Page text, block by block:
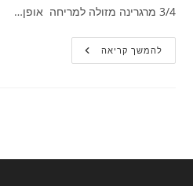
3/4 מרגרינה מזולה למריחה אופן…
להמשך קריאהטאווה